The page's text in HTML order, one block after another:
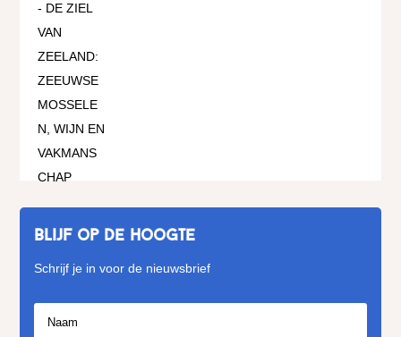
Blijf op de hoogte
Schrijf je in voor de nieuwsbrief